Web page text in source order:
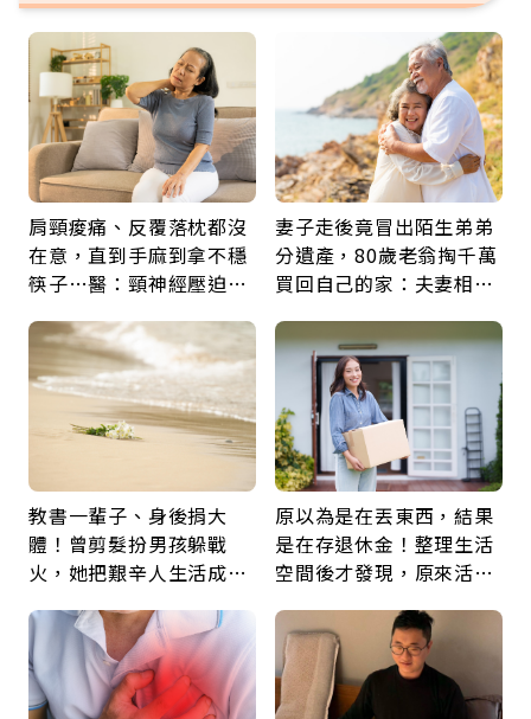
肩頸痠痛、反覆落枕都沒
在意，直到手麻到拿不穩
筷子…醫：頸神經壓迫上
鍵
妻子走後竟冒出陌生弟弟
分遺產，80歲老翁掏千萬
買回自己的家：夫妻相守
教書一輩子、身後捐大
體！曾剪髮扮男孩躲戰
火，她把艱辛人生活成風
福
原以為是在丟東西，結果
是在存退休金！整理生活
空間後才發現，原來活得